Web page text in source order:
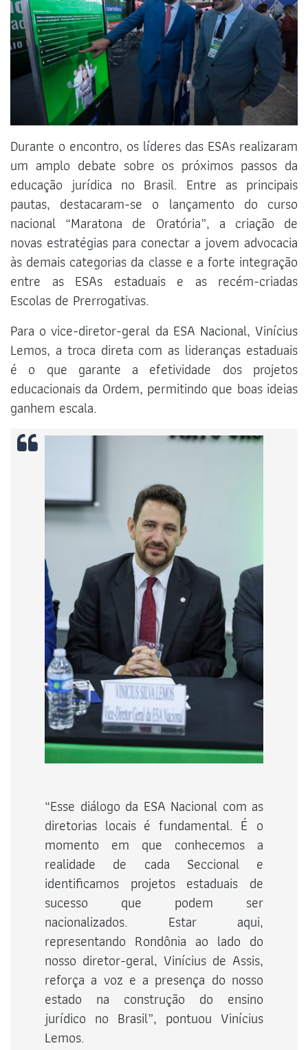
Durante o encontro, os líderes das ESAs realizaram
um amplo debate sobre os próximos passos da
educação jurídica no Brasil. Entre as principais
pautas, destacaram-se o lançamento do curso
nacional “Maratona de Oratória”, a criação de
novas estratégias para conectar a jovem advocacia
às demais categorias da classe e a forte integração
entre as ESAs estaduais e as recém-criadas
Escolas de Prerrogativas.
Para o vice-diretor-geral da ESA Nacional, Vinícius
Lemos, a troca direta com as lideranças estaduais
é o que garante a efetividade dos projetos
educacionais da Ordem, permitindo que boas ideias
ganhem escala.
“Esse diálogo da ESA Nacional com as
diretorias locais é fundamental. É o
momento em que conhecemos a
realidade de cada Seccional e
identificamos projetos estaduais de
sucesso que podem ser
nacionalizados. Estar aqui,
representando Rondônia ao lado do
nosso diretor-geral, Vinícius de Assis,
reforça a voz e a presença do nosso
estado na construção do ensino
jurídico no Brasil”, pontuou Vinícius
Lemos.